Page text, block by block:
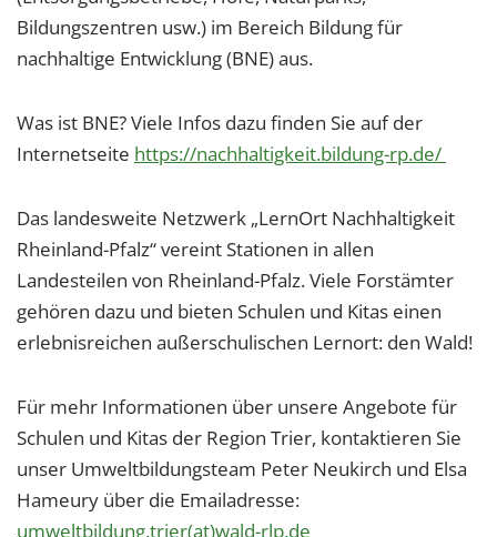
Bildungszentren usw.) im Bereich Bildung für
nachhaltige Entwicklung (BNE) aus.
Was ist BNE? Viele Infos dazu finden Sie auf der
Internetseite https://nachhaltigkeit.bildung-rp.de/
Das landesweite Netzwerk „LernOrt Nachhaltigkeit
Rheinland-Pfalz“ vereint Stationen in allen
Landesteilen von Rheinland-Pfalz. Viele Forstämter
gehören dazu und bieten Schulen und Kitas einen
erlebnisreichen außerschulischen Lernort: den Wald!
Für mehr Informationen über unsere Angebote für
Schulen und Kitas der Region Trier, kontaktieren Sie
unser Umweltbildungsteam Peter Neukirch und Elsa
Hameury über die Emailadresse:
umweltbildung.trier(at)wald-rlp.de